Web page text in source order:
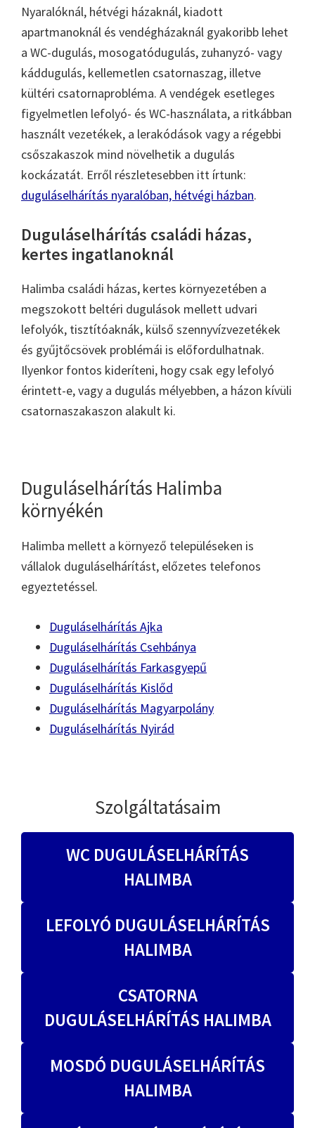
Nyaralóknál, hétvégi házaknál, kiadott
apartmanoknál és vendégházaknál gyakoribb lehet
a WC-dugulás, mosogatódugulás, zuhanyzó- vagy
káddugulás, kellemetlen csatornaszag, illetve
kültéri csatornaprobléma. A vendégek esetleges
figyelmetlen lefolyó- és WC-használata, a ritkábban
használt vezetékek, a lerakódások vagy a régebbi
csőszakaszok mind növelhetik a dugulás
kockázatát. Erről részletesebben itt írtunk:
duguláselhárítás nyaralóban, hétvégi házban.
Duguláselhárítás családi házas,
kertes ingatlanoknál
Halimba családi házas, kertes környezetében a
megszokott beltéri dugulások mellett udvari
lefolyók, tisztítóaknák, külső szennyvízvezetékek
és gyűjtőcsövek problémái is előfordulhatnak.
Ilyenkor fontos kideríteni, hogy csak egy lefolyó
érintett-e, vagy a dugulás mélyebben, a házon kívüli
csatornaszakaszon alakult ki.
Duguláselhárítás Halimba
környékén
Halimba mellett a környező településeken is
vállalok duguláselhárítást, előzetes telefonos
egyeztetéssel.
Duguláselhárítás Ajka
Duguláselhárítás Csehbánya
Duguláselhárítás Farkasgyepű
Duguláselhárítás Kislőd
Duguláselhárítás Magyarpolány
Duguláselhárítás Nyirád
Szolgáltatásaim
WC DUGULÁSELHÁRÍTÁS
HALIMBA
LEFOLYÓ DUGULÁSELHÁRÍTÁS
HALIMBA
CSATORNA
DUGULÁSELHÁRÍTÁS HALIMBA
MOSDÓ DUGULÁSELHÁRÍTÁS
HALIMBA